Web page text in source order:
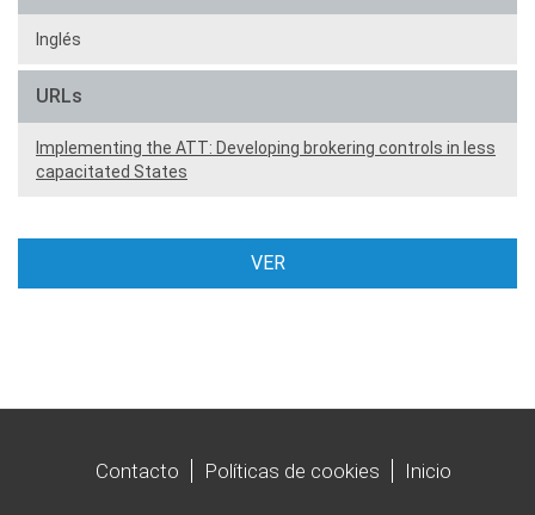
Inglés
URLs
Implementing the ATT: Developing brokering controls in less
capacitated States
VER
Contacto Políticas de cookies Inicio